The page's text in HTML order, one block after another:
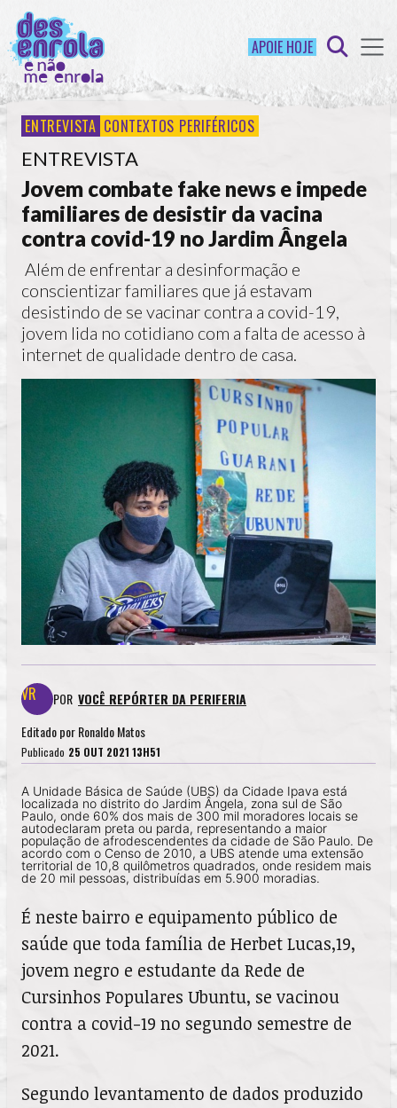
APOIE HOJE
ENTREVISTA CONTEXTOS PERIFÉRICOS
ENTREVISTA
Jovem combate fake news e impede
familiares de desistir da vacina
contra covid-19 no Jardim Ângela
Além de enfrentar a desinformação e
conscientizar familiares que já estavam
desistindo de se vacinar contra a covid-19,
jovem lida no cotidiano com a falta de acesso à
internet de qualidade dentro de casa.
POR VOCÊ REPÓRTER DA PERIFERIA
Editado porRonaldo Matos
Publicado 25 OUT 2021 13H51
A Unidade Básica de Saúde (UBS) da Cidade Ipava está
localizada no distrito do Jardim Ângela, zona sul de São
Paulo, onde 60% dos mais de 300 mil moradores locais se
autodeclaram preta ou parda, representando a maior
população de afrodescendentes da cidade de São Paulo. De
acordo com o Censo de 2010, a UBS atende uma extensão
territorial de 10,8 quilômetros quadrados, onde residem mais
de 20 mil pessoas, distribuídas em 5.900 moradias.
É neste bairro e equipamento público de
saúde que toda família de Herbet Lucas,19,
jovem negro e estudante da Rede de
Cursinhos Populares Ubuntu, se vacinou
contra a covid-19 no segundo semestre de
2021.
Segundo levantamento de dados produzido